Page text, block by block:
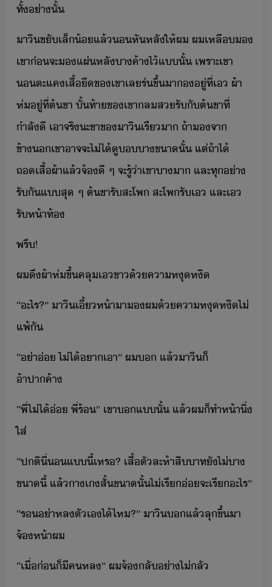
ทั้่าั้
าิ​ขั​เล็้​แล้​​หัหลั​ให้​ผ​ ​ผ​เหลื​
เขา​่​จะ​​แผ่​หลั​า​ค้า​ไ้​แ​ั้​ ​เพราะ​เขา​
ตะแค​เสื้ื​ข​เขา​เล​ร่​ขึ้​า​​ู่​ที่​เ​ ​ผ้า
ห่​ู่​ที่​ต้ขา​ ​ั้ท้า​ข​เขา​ล​ส​รั​ั​ต้ขา​ที่​
ำลัี​ ​เาจริ​ะ​ขา​ข​าิ​เรี​า​ ​ถ้า​​จา​
ข้า​เขา​าจจะ​ไ่ไ้​ู​า​ขา​ั้​ ​แต่​ถ้า​ไ้​
ถเสื้ผ้า​แล้​จ้​ี​ ​ๆ​ ​จะ​รู้​่า​เขา​า​า​ ​และ​ทุ่า​
รั​ั​แ​สุ​ ​ๆ​ ​ต้ขา​รั​สะโพ​ ​สะโพ​รั​เ​ ​และ​เ​
รัห้า​ท้
พรึ​!
ผ​ึ​ผ้าห่​ขึ้​คลุ​เ​ขา​้​คาหุหิ
“​ะไร​?​”​ ​าิ​เี้​ห้า​า​​ผ​้​คาหุหิ​ไ่​
แพ้​ั
“​่า​่​ ​ไ่ไ้​า​เา​”​ ​ผ​​ ​แล้​าิ​็​
้าปาค้า
“​พี่​ไ่ไ้​่​ ​พี่​ร้​”​ ​เขา​​แ​ั้​ ​แล้​ผ​็​ทำ​ห้า​ิ่​
ใส่
“​ปติ​ี่​​แี้​เหร​?​ ​เสื้​ตั​ละ​ห้าสิ​าท​ั​ไ่​า​
ขา​ี้​ ​แล้​าเ​สั้​ขา​ั้​ไ่​เรี​่​จะ​เรี​ะไร​”
“​ร​่า​หลตัเ​ไ้​ไห​?​”​ ​าิ​​แล้​ลุขึ้​า​
จ้ห้า​ผ
​“​เื่่​็​ี​ค​หล​”​ ​ผ​จ้​ลั​่า​ไ่​ลั